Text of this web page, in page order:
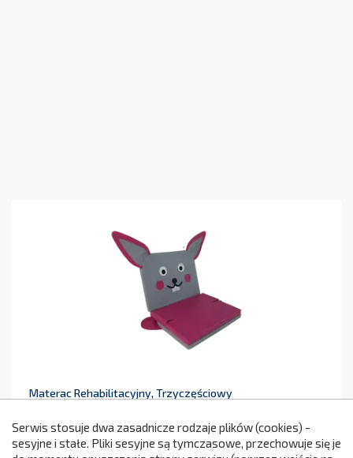
Materac Rehabilitacyjny, Trzyczęściowy
NC250
Cena
499,00 zł
Serwis stosuje dwa zasadnicze rodzaje plików (cookies) -
sesyjne i stałe. Pliki sesyjne są tymczasowe, przechowuje się je